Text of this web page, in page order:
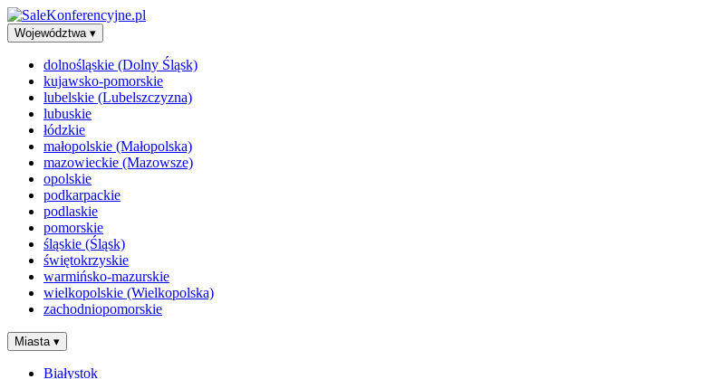
Województwa ▾
dolnośląskie (Dolny Śląsk)
kujawsko-pomorskie
lubelskie (Lubelszczyzna)
lubuskie
łódzkie
małopolskie (Małopolska)
mazowieckie (Mazowsze)
opolskie
podkarpackie
podlaskie
pomorskie
śląskie (Śląsk)
świętokrzyskie
warmińsko-mazurskie
wielkopolskie (Wielkopolska)
zachodniopomorskie
Miasta ▾
Białystok